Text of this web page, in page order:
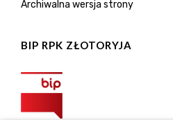
Archiwalna wersja strony
BIP RPK ZŁOTORYJA